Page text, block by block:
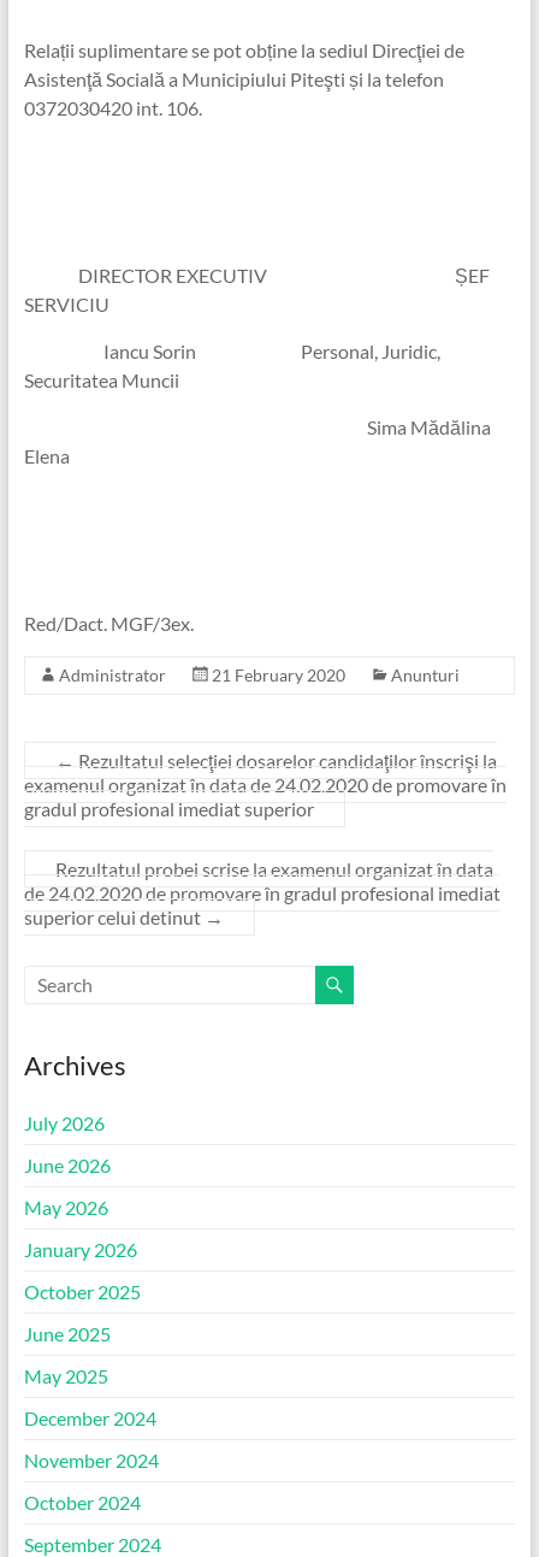
Relații suplimentare se pot obține la sediul Direcţiei de
Asistenţă Socială a Municipiului Piteşti și la telefon
0372030420 int. 106.
DIRECTOR EXECUTIV ȘEF
SERVICIU
Iancu Sorin Personal, Juridic,
Securitatea Muncii
Sima Mădălina
Elena
Red/Dact. MGF/3ex.
Administrator 21 February 2020 Anunturi
← Rezultatul selecţiei dosarelor candidaţilor înscrişi la
examenul organizat în data de 24.02.2020 de promovare în
gradul profesional imediat superior
Rezultatul probei scrise la examenul organizat în data
de 24.02.2020 de promovare în gradul profesional imediat
superior celui detinut →
Archives
July 2026
June 2026
May 2026
January 2026
October 2025
June 2025
May 2025
December 2024
November 2024
October 2024
September 2024